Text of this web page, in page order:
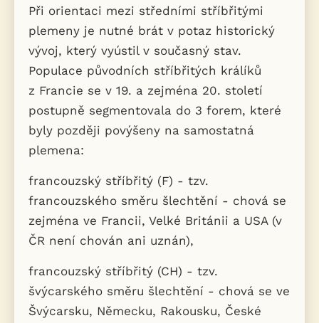
Při orientaci mezi středními stříbřitými
plemeny je nutné brát v potaz historický
vývoj, který vyústil v současný stav.
Populace původních stříbřitých králíků
z Francie se v 19. a zejména 20. století
postupně segmentovala do 3 forem, které
byly později povýšeny na samostatná
plemena:
francouzský stříbřitý (F) - tzv.
francouzského směru šlechtění - chová se
zejména ve Francii, Velké Británii a USA (v
ČR není chován ani uznán),
francouzský stříbřitý (CH) - tzv.
švýcarského směru šlechtění - chová se ve
Švýcarsku, Německu, Rakousku, České